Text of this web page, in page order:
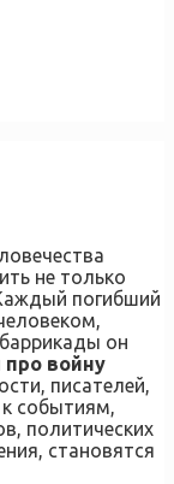
не только
погибший
он
войну
писателей,
событиям,
политических
становятся